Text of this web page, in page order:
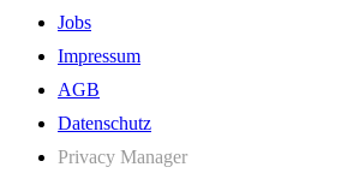
Jobs
Impressum
AGB
Datenschutz
Privacy Manager